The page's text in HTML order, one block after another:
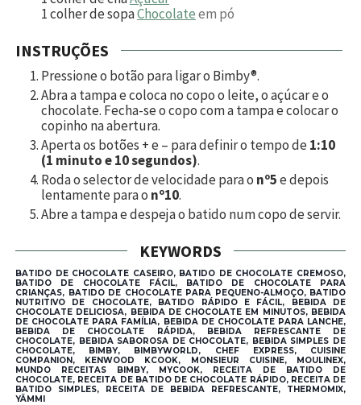
1colher de sopaChocolateem pó
INSTRUÇÕES
Pressione o botão para ligar o Bimby®.
Abra a tampa e coloca no copo o leite, o açúcar e o
chocolate. Fecha-se o copo com a tampa e colocar o
copinho na abertura.
Aperta os botões + e – para definir o tempo de1:10
(1 minuto e 10 segundos).
Roda o selector de velocidade para o nº5e depois
lentamente para o nº10.
Abre a tampa e despeja o batido num copo de servir.
KEYWORDS
BATIDO DE CHOCOLATE CASEIRO, BATIDO DE CHOCOLATE CREMOSO,
BATIDO DE CHOCOLATE FÁCIL, BATIDO DE CHOCOLATE PARA
CRIANÇAS, BATIDO DE CHOCOLATE PARA PEQUENO-ALMOÇO, BATIDO
NUTRITIVO DE CHOCOLATE, BATIDO RÁPIDO E FÁCIL, BEBIDA DE
CHOCOLATE DELICIOSA, BEBIDA DE CHOCOLATE EM MINUTOS, BEBIDA
DE CHOCOLATE PARA FAMÍLIA, BEBIDA DE CHOCOLATE PARA LANCHE,
BEBIDA DE CHOCOLATE RÁPIDA, BEBIDA REFRESCANTE DE
CHOCOLATE, BEBIDA SABOROSA DE CHOCOLATE, BEBIDA SIMPLES DE
CHOCOLATE, BIMBY, BIMBYWORLD, CHEF EXPRESS, CUISINE
COMPANION, KENWOOD KCOOK, MONSIEUR CUISINE, MOULINEX,
MUNDO RECEITAS BIMBY, MYCOOK, RECEITA DE BATIDO DE
CHOCOLATE, RECEITA DE BATIDO DE CHOCOLATE RÁPIDO, RECEITA DE
BATIDO SIMPLES, RECEITA DE BEBIDA REFRESCANTE, THERMOMIX,
YÄMMI